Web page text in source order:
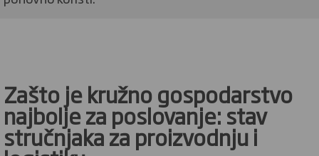
Zašto je kružno gospodarstvo
najbolje za poslovanje: stav
stručnjaka za proizvodnju i